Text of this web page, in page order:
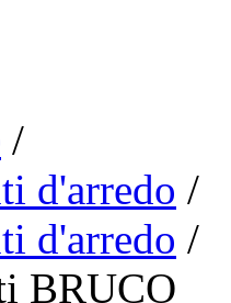
/
d'arredo /
d'arredo /
BRUCO